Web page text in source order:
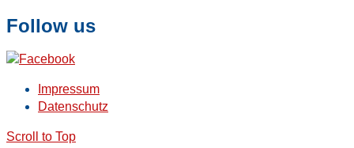
Follow us
Impressum
Datenschutz
Scroll to Top